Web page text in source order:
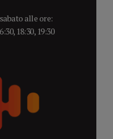
alle ore:
18:30, 19:30